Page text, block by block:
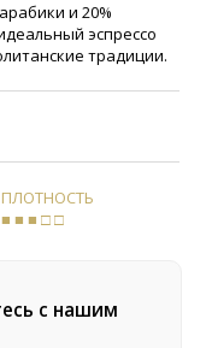
и 20%
эспрессо
традиции.
ПЛОТНОСТЬ
■ ■ ■ □ □
с нашим